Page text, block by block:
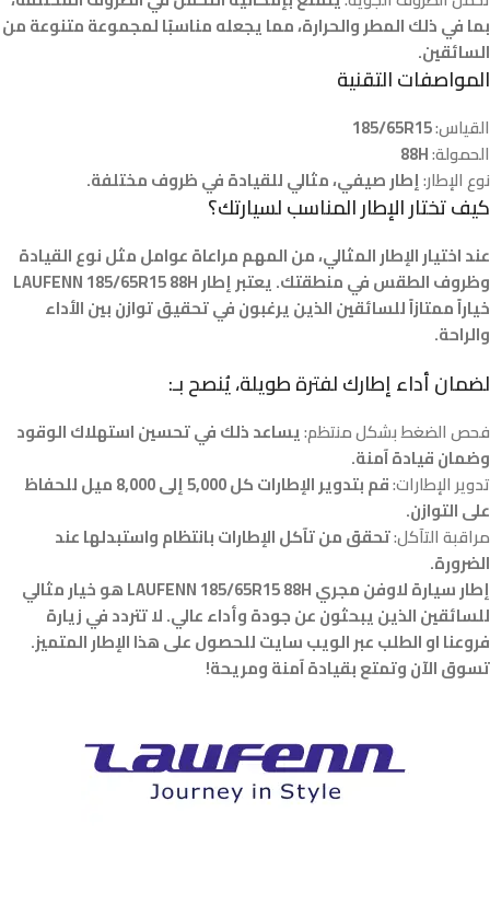
بما في ذلك المطر والحرارة، مما يجعله مناسبًا لمجموعة متنوعة من
السائقين.
المواصفات التقنية
القياس:
الحمولة:
نوع الإطار:إطار صيفي، مثالي للقيادة في ظروف مختلفة.
كيف تختار الإطار المناسب لسيارتك؟
عند اختيار الإطار المثالي، من المهم مراعاة عوامل مثل نوع القيادة
وظروف الطقس في منطقتك. يعتبر إطار LAUFENN 185/65R15 88H
خياراً ممتازاً للسائقين الذين يرغبون في تحقيق توازن بين الأداء
والراحة.
لضمان أداء إطارك لفترة طويلة، يُنصح بـ:
فحص الضغط بشكل منتظم:يساعد ذلك في تحسين استهلاك الوقود
وضمان قيادة آمنة.
تدوير الإطارات:
قم بتدوير الإطارات كل 5,000 إلى 8,000 ميل للحفاظ
على التوازن.
مراقبة التآكل:تحقق من تآكل الإطارات بانتظام واستبدلها عند
الضرورة.
إطار سيارة لاوفن مجري LAUFENN 185/65R15 88H هو خيار مثالي
للسائقين الذين يبحثون عن جودة وأداء عالي. لا تتردد في زيارة
فروعنا او الطلب عبر الويب سايت للحصول على هذا الإطار المتميز.
تسوق الآن وتمتع بقيادة آمنة ومريحة!